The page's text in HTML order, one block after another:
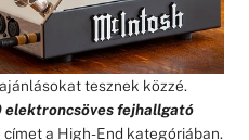
tesznek közzé.
elektroncsöves fejhallgató
a High-End kategóriában.